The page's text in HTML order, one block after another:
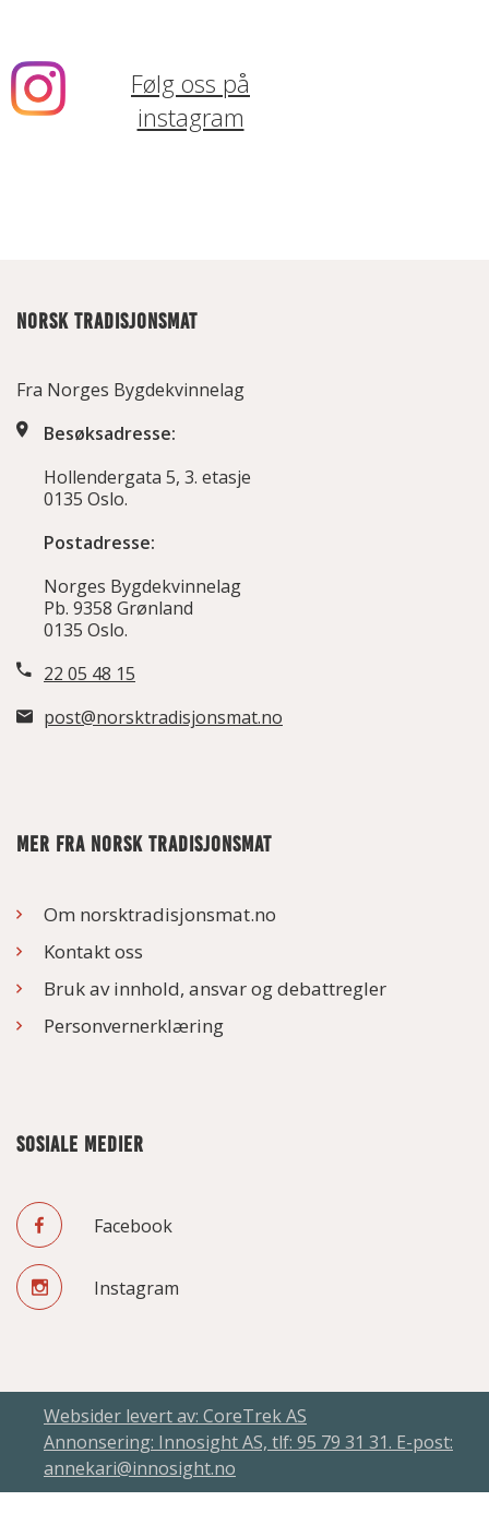
Følg oss på
instagram
NORSK TRADISJONSMAT
Fra Norges Bygdekvinnelag
Besøksadresse:
Hollendergata 5, 3. etasje
0135 Oslo.
Postadresse:
Norges Bygdekvinnelag
Pb. 9358 Grønland
0135 Oslo.
22 05 48 15
post@norsktradisjonsmat.no
MER FRA NORSK TRADISJONSMAT
Om norsktradisjonsmat.no
Kontakt oss
Bruk av innhold, ansvar og debattregler
Personvernerklæring
SOSIALE MEDIER
Facebook
Instagram
Websider levert av: CoreTrek AS
Annonsering: Innosight AS, tlf: 95 79 31 31. E-post:
annekari@innosight.no